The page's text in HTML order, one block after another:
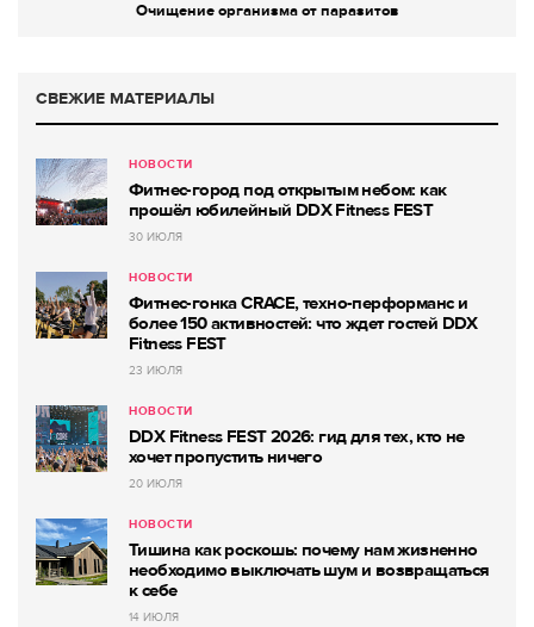
Очищение организма от паразитов
СВЕЖИЕ МАТЕРИАЛЫ
НОВОСТИ
Фитнес-город под открытым небом: как
прошёл юбилейный DDX Fitness FEST
30 ИЮЛЯ
НОВОСТИ
Фитнес-гонка CRACE, техно-перформанс и
более 150 активностей: что ждет гостей DDX
Fitness FEST
23 ИЮЛЯ
НОВОСТИ
DDX Fitness FEST 2026: гид для тех, кто не
хочет пропустить ничего
20 ИЮЛЯ
НОВОСТИ
Тишина как роскошь: почему нам жизненно
необходимо выключать шум и возвращаться
к себе
14 ИЮЛЯ